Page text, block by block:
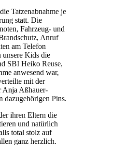
Tatzenabnahme je
statt. Die
Fahrzeug- und
Anruf
am Telefon
unsere Kids die
SBI Heiko Reuse,
anwesend war,
mit der
Anja Aßhauer-
dazugehörigen Pins.
ihren Eltern die
und natürlich
total stolz auf
ganz herzlich.